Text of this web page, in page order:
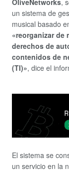
un sistema de
musical basado
«reorganizar de
derechos de
contenidos de
(TI)», dice el
El sistema se
un servicio en la